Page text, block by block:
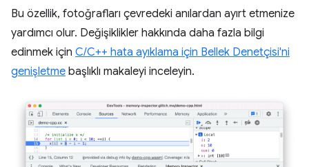
Bu özellik, fotoğrafları çevredeki anılardan ayırt etmenize
yardımcı olur. Değişiklikler hakkında daha fazla bilgi
edinmek için C/C++ hata ayıklama için Bellek Denetçisi'ni
genişletme başlıklı makaleyi inceleyin.